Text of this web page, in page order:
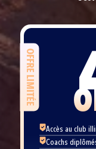
OFFRE LIMITÉE
Accès au club
Coachs